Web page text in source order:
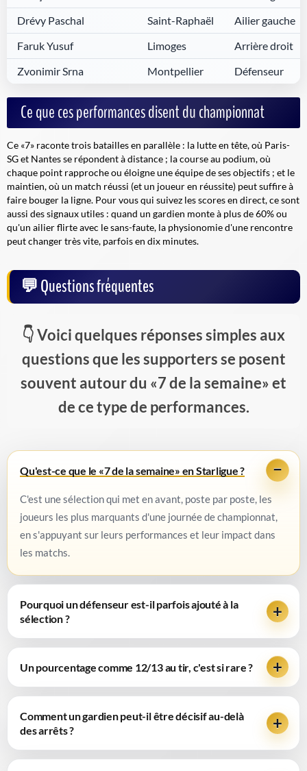
Drévy Paschal
Saint-Raphaël
Ailier gauche
Faruk Yusuf
Limoges
Arrière droit
Zvonimir Srna
Montpellier Défenseur
Ce que ces performances disent du championnat
Ce «7» raconte trois batailles en parallèle : la lutte en tête, où Paris-
SG et Nantes se répondent à distance ; la course au podium, où
chaque point rapproche ou éloigne une équipe de ses objectifs ; et le
maintien, où un match réussi (et un joueur en réussite) peut suffire à
faire bouger la ligne. Pour vous qui suivez les scores en direct, ce sont
aussi des signaux utiles : quand un gardien monte à plus de 60% ou
qu'un ailier flirte avec le sans-faute, la physionomie d'une rencontre
peut changer très vite, parfois en dix minutes.
Questions fréquentes
Voici quelques réponses simples aux
questions que les supporters se posent
souvent autour du «7 de la semaine» et
de ce type de performances.
Qu'est-ce que le «7 de la semaine» en Starligue ?
C'est une sélection qui met en avant, poste par poste, les
joueurs les plus marquants d'une journée de championnat,
en s'appuyant sur leurs performances et leur impact dans
les matchs.
Pourquoi un défenseur est-il parfois ajouté à la
sélection ?
Un pourcentage comme 12/13 au tir, c'est si rare ?
Comment un gardien peut-il être décisif au-delà
des arrêts ?